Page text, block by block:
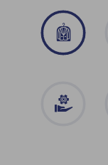
Blanchisserie